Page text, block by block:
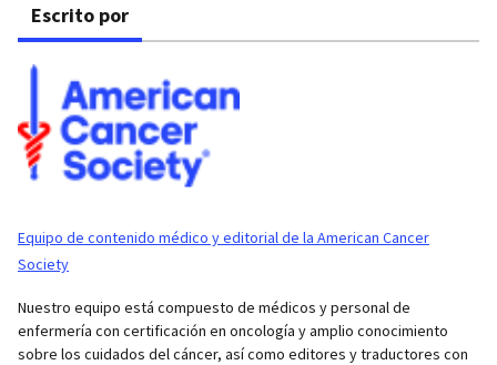
Escrito por
Equipo de contenido médico y editorial de la American Cancer
Society
Nuestro equipo está compuesto de médicos y personal de
enfermería con certificación en oncología y amplio conocimiento
sobre los cuidados del cáncer, así como editores y traductores con